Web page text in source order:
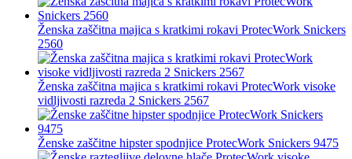
Ženska zaščitna majica s kratkimi rokavi ProtecWork Snickers
2560
Ženska zaščitna majica s kratkimi rokavi ProtecWork visoke
vidljivosti razreda 2 Snickers 2567
Ženske zaščitne hipster spodnjice ProtecWork Snickers 9475